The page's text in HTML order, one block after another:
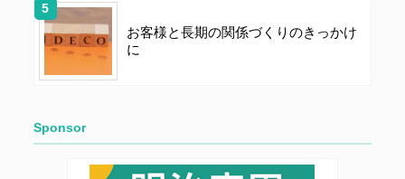
お客様と長期の関係づくりのきっかけ
に
Sponsor